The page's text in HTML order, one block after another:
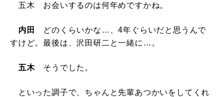
五木 お会いするのは何年めですかね。
内田
どのくらいかな…、4年ぐらいだと思うんで
すけど。最後は、沢田研二と一緒に…。
五木そうでした。
といった調子で、ちゃんと先輩あつかいをしてくれ